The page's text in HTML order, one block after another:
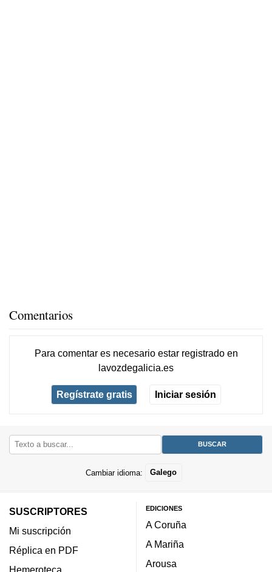
Comentarios
Para comentar es necesario estar registradoen
lavozdegalicia.es
Regístrate gratis Iniciar sesión
Cambiar idioma: Galego
SUSCRIPTORES
Mi suscripción
Réplica en PDF
Hemeroteca
EDICIONES
A Coruña
A Mariña
Arousa